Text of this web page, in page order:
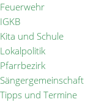
Feuerwehr
IGKB
Kita und Schule
Lokalpolitik
Pfarrbezirk
Sängergemeinschaft
Tipps und Termine